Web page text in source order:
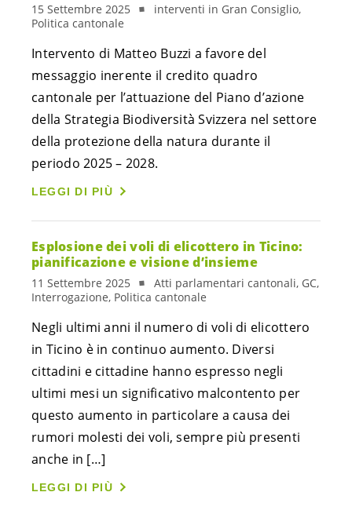
15 Settembre 2025
interventi in Gran Consiglio,
Politica cantonale
Intervento di Matteo Buzzi a favore del
messaggio inerente il credito quadro
cantonale per l’attuazione del Piano d’azione
della Strategia Biodiversità Svizzera nel settore
della protezione della natura durante il
periodo 2025 – 2028.
LEGGI DI PIÙ
Esplosione dei voli di elicottero in Ticino:
pianificazione e visione d’insieme
11 Settembre 2025
Atti parlamentari cantonali, GC,
Interrogazione, Politica cantonale
Negli ultimi anni il numero di voli di elicottero
in Ticino è in continuo aumento. Diversi
cittadini e cittadine hanno espresso negli
ultimi mesi un significativo malcontento per
questo aumento in particolare a causa dei
rumori molesti dei voli, sempre più presenti
anche in […]
LEGGI DI PIÙ